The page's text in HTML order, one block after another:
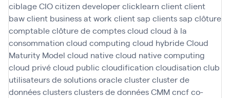
ciblageCIOcitizen developerclicklearn clientclient
bawclient business at work client sap clients sap clôture
comptableclôture de comptescloud cloud à la
consommation cloud computing cloud hybrideCloud
Maturity Model cloud nativecloud native computing
cloud privécloud public cloudification cloudisation club
utilisateurs de solutions oracleclustercluster de
donnéesclustersclusters de donnéesCMMcncfco-